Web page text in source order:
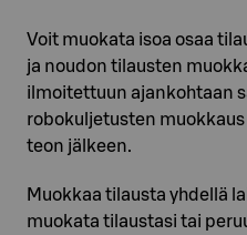
Voit muokata isoa osaa
ja noudon tilausten
ilmoitettuun ajankohtaan
robokuljetusten
teon jälkeen.
Muokkaa tilausta yhdellä
muokata tilaustasi tai